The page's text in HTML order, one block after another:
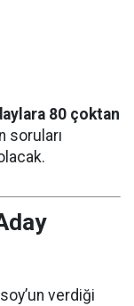
80 çoktan
soruları
verdiği